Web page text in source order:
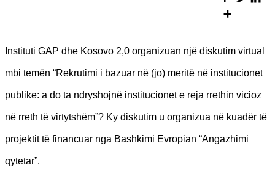
Instituti GAP dhe Kosovo 2,0 organizuan një diskutim virtual
mbi temën “Rekrutimi i bazuar në (jo) meritë në institucionet
publike: a do ta ndryshojnë institucionet e reja rrethin vicioz
në rreth të virtytshëm”? Ky diskutim u organizua në kuadër të
projektit të financuar nga Bashkimi Evropian “Angazhimi
qytetar”.